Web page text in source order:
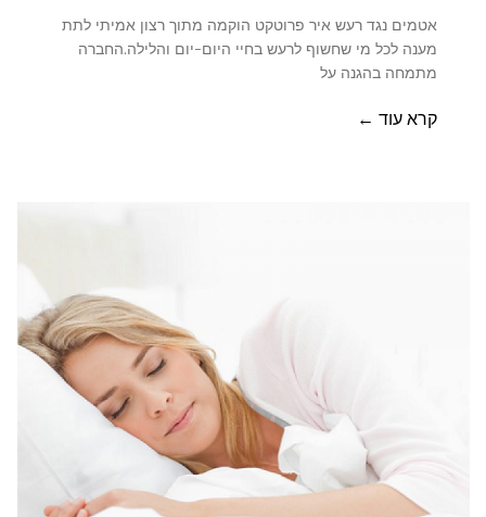
אטמים נגד רעש איר פרוטקט הוקמה מתוך רצון אמיתי לתת
מענה לכל מי שחשוף לרעש בחיי היום-יום והלילה.החברה
מתמחה בהגנה על
קרא עוד ←